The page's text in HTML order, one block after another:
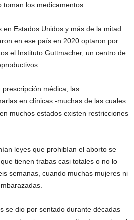
los medicamentos.
en Estados Unidos y más de la mitad
en ese país en 2020 optaron por
el Instituto Guttmacher, un centro de
prescripción médica, las
en clínicas -muchas de las cuales
muchos estados existen restricciones
leyes que prohibían el aborto se
tienen trabas casi totales o no lo
semanas, cuando muchas mujeres ni
se dio por sentado durante décadas